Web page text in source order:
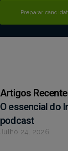
Preparar
Artigos
O essencial do
podcast
Julho 24, 2026